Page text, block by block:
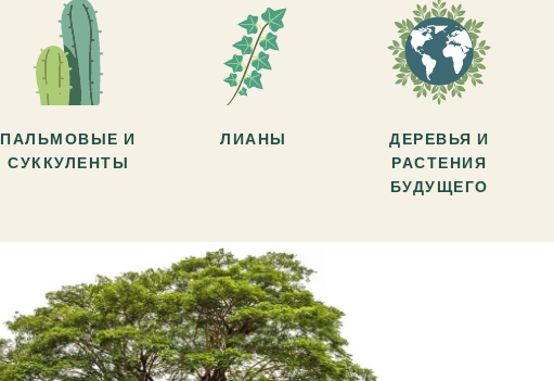
ПАЛЬМОВЫЕ И
СУККУЛЕНТЫ
ЛИАНЫ
ДЕРЕВЬЯ И
РАСТЕНИЯ
БУДУЩЕГО